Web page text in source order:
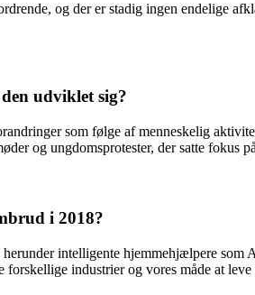
og der er stadig ingen endelige
udviklet sig?
som følge af menneskelig
og ungdomsprotester, der satte fokus
i 2018?
intelligente hjemmehjælpere
industrier og vores måde at leve